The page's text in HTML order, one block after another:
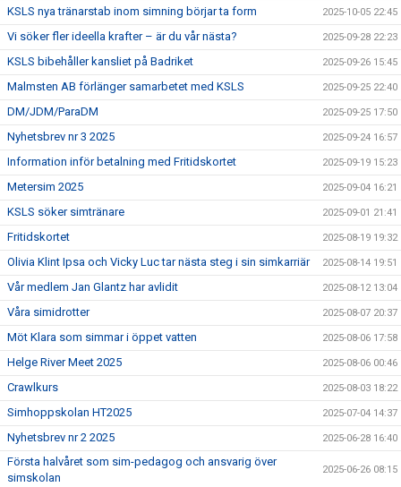
KSLS nya tränarstab inom simning börjar ta form 2025-10-05 22:45
Vi söker fler ideella krafter – är du vår nästa? 2025-09-28 22:23
KSLS bibehåller kansliet på Badriket 2025-09-26 15:45
Malmsten AB förlänger samarbetet med KSLS 2025-09-25 22:40
DM/JDM/ParaDM 2025-09-25 17:50
Nyhetsbrev nr 3 2025 2025-09-24 16:57
Information inför betalning med Fritidskortet 2025-09-19 15:23
Metersim 2025 2025-09-04 16:21
KSLS söker simtränare 2025-09-01 21:41
Fritidskortet 2025-08-19 19:32
Olivia Klint Ipsa och Vicky Luc tar nästa steg i sin simkarriär 2025-08-14 19:51
Vår medlem Jan Glantz har avlidit 2025-08-12 13:04
Våra simidrotter 2025-08-07 20:37
Möt Klara som simmar i öppet vatten 2025-08-06 17:58
Helge River Meet 2025 2025-08-06 00:46
Crawlkurs 2025-08-03 18:22
Simhoppskolan HT2025 2025-07-04 14:37
Nyhetsbrev nr 2 2025 2025-06-28 16:40
Första halvåret som sim-pedagog och ansvarig över
simskolan
2025-06-26 08:15